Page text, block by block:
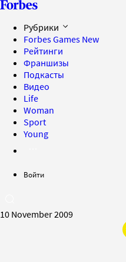
Рубрики
Forbes Games New
Рейтинги
Франшизы
Подкасты
Видео
Life
Woman
Sport
Young
Войти
10 November 2009